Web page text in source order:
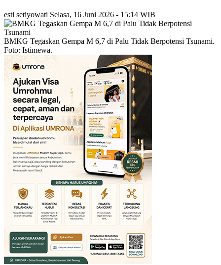
esti setiyowati Selasa, 16 Juni 2026 - 15:14 WIB
BMKG Tegaskan Gempa M 6,7 di Palu Tidak Berpotensi Tsunami.
Foto: Istimewa.